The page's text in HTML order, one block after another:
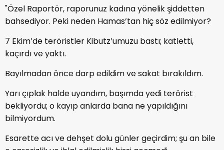
"Özel Raportör, raporunuz kadına yönelik şiddetten
bahsediyor. Peki neden Hamas’tan hiç söz edilmiyor?
7 Ekim’de teröristler Kibutz’umuzu bastı; katletti,
kaçırdı ve yaktı.
Bayılmadan önce darp edildim ve sakat bırakıldım.
Yarı çıplak halde uyandım, başımda yedi terörist
bekliyordu; o kayıp anlarda bana ne yapıldığını
bilmiyordum.
Esarette acı ve dehşet dolu günler geçirdim; şu an bile